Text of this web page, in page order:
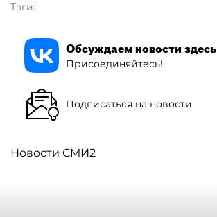
Тэги:
Обсуждаем новости здесь
Присоединяйтесь!
Подписаться на новости
Новости СМИ2